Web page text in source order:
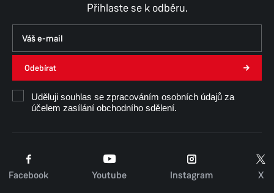
8:00–11:00, 12:00–14:30
Pátek 8:00–11:00, 12:00–15:30
Přihlaste se k odběru.
Odebírat
Uděluji souhlas se zpracováním osobních údajů za
účelem zasílání obchodního sdělení.
Facebook Youtube Instagram X